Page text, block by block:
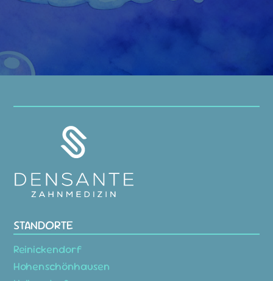
STANDORTE
Reinickendorf
Hohenschönhausen